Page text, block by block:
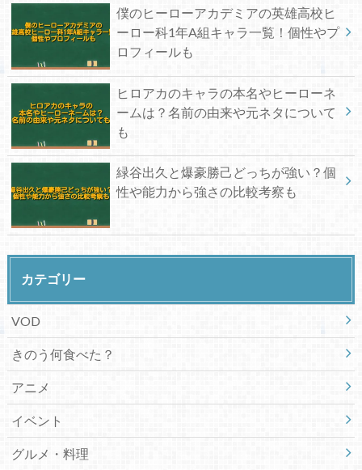
僕のヒーローアカデミアの英雄高校ヒ
ーロー科1年A組キャラ一覧！個性やプ
ロフィールも
ヒロアカのキャラの本名やヒーローネ
ームは？名前の由来や元ネタについて
も
緑谷出久と爆豪勝己どっちが強い？個
性や能力から強さの比較考察も
カテゴリー
VOD
きのう何食べた？
アニメ
イベント
グルメ・料理